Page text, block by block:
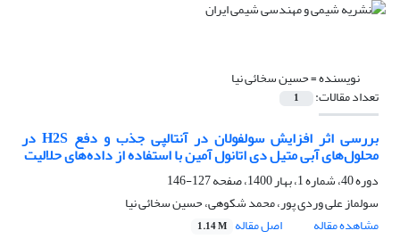
نویسنده =حسین سخائی نیا
تعداد مقالات: 1
بررسی اثر افزایش سولفولان در آنتالپی جذب و دفع H2S در
محلول‌های آبی متیل دی اتانول آمین با استفاده از داده‌های حلالیت
دوره 40، شماره 1، بهار 1400، صفحه
127-146
سولماز علی وردی پور، محمد شکوهی، حسین سخائی نیا
مشاهده مقاله
اصل مقاله 1.14 M